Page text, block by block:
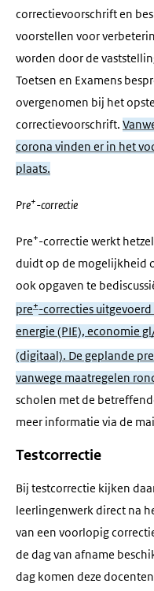
correctievoorschrift en
voorstellen voor
worden door de
Toetsen en Examens
overgenomen bij het
correctievoorschrift.
corona vinden er in het
plaats.
Pre+-correctie
Pre+-correctie werkt
duidt op de mogelijkheid
ook opgaven te
pre+-correcties
energie (PIE), economie
(digitaal). De geplande pre
vanwege maatregelen
scholen met de
meer informatie via de
Testcorrectie
Bij testcorrectie kijken
leerlingenwerk direct na
van een voorlopig
de dag van afname
dag komen deze